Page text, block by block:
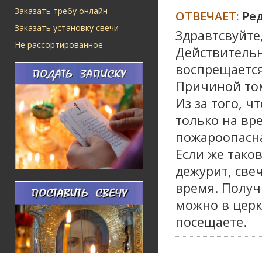
Заказать требу онлайн
Заказать установку свечи
Не рассортированное
ОТВЕЧАЕТ:
Причиной
Из за того,
только на
Если же
дежурит,
время.
можно в
посещаете.